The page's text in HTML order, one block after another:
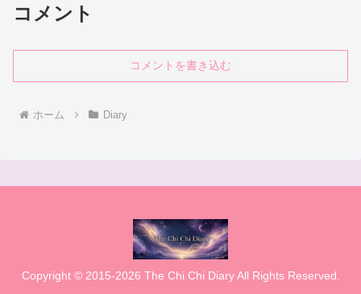
コメント
コメントを書き込む
ホーム Diary
Copyright © 2015-2026 The Chi Chi Diary All Rights Reserved.